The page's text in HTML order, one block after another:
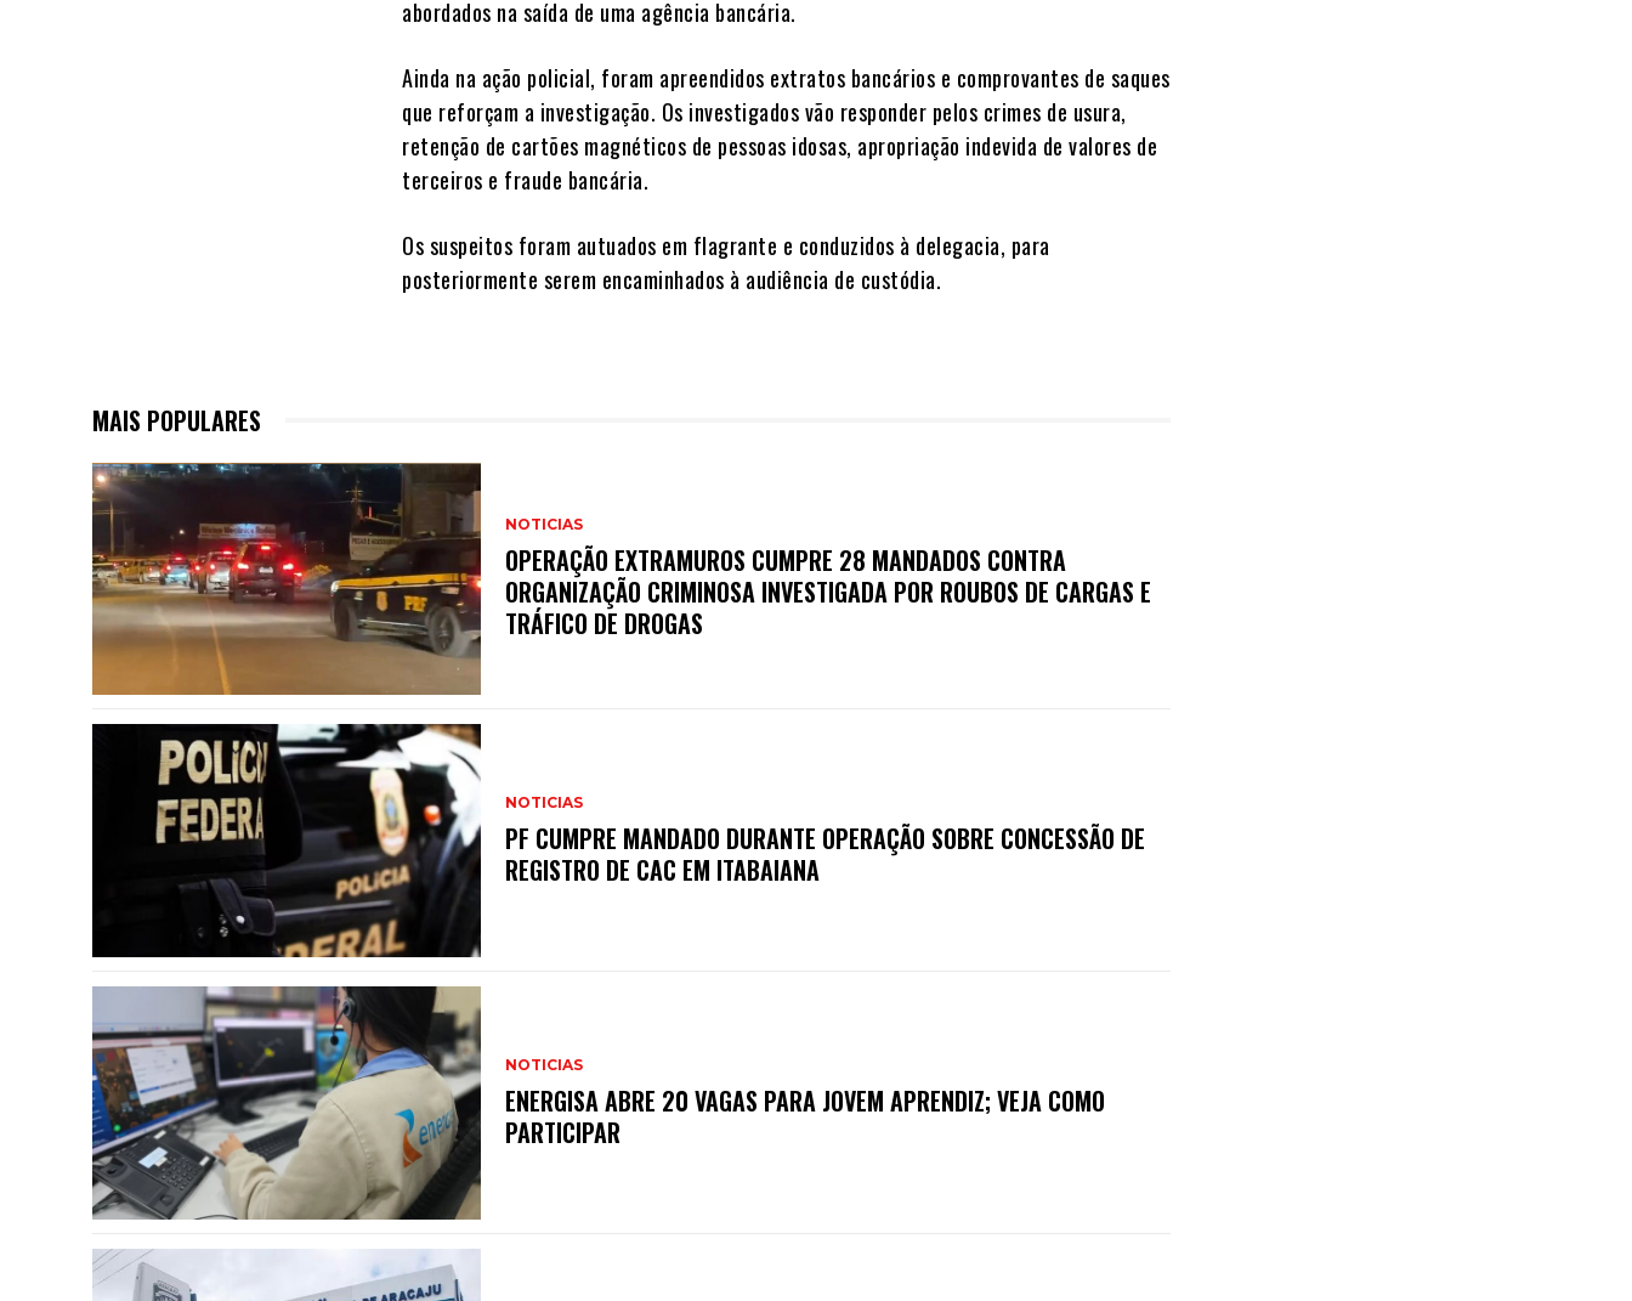
abordados na saída de uma agência bancária.
Ainda na ação policial, foram apreendidos extratos bancários e comprovantes de saques
que reforçam a investigação. Os investigados vão responder pelos crimes de usura,
retenção de cartões magnéticos de pessoas idosas, apropriação indevida de valores de
terceiros e fraude bancária.
Os suspeitos foram autuados em flagrante e conduzidos à delegacia, para
posteriormente serem encaminhados à audiência de custódia.
MAIS POPULARES
NOTICIAS
OPERAÇÃO EXTRAMUROS CUMPRE 28 MANDADOS CONTRA
ORGANIZAÇÃO CRIMINOSA INVESTIGADA POR ROUBOS DE CARGAS E
TRÁFICO DE DROGAS
NOTICIAS
PF CUMPRE MANDADO DURANTE OPERAÇÃO SOBRE CONCESSÃO DE
REGISTRO DE CAC EM ITABAIANA
NOTICIAS
ENERGISA ABRE 20 VAGAS PARA JOVEM APRENDIZ; VEJA COMO
PARTICIPAR